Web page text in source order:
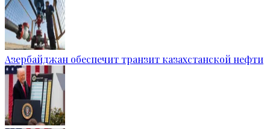
Азербайджан обеспечит транзит казахстанской нефти